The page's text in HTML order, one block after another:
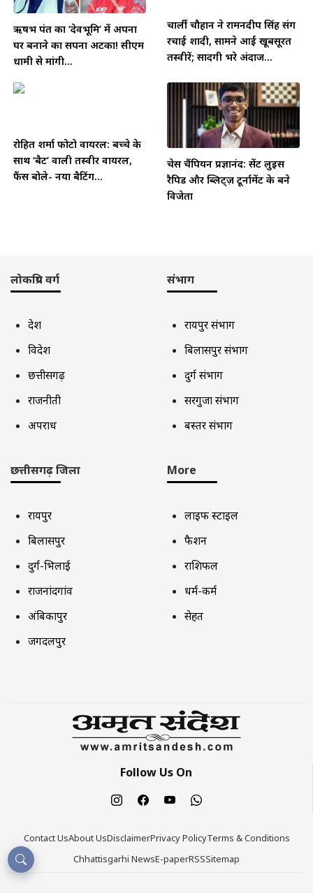
ऋषभ पंत का ‘देवभूमि’ में अपना
घर बनाने का सपना अटका! सीएम
धामी से मांगी...
चार्ली चौहान ने रामनदीप सिंह संग
रचाई शादी, सामने आईं खूबसूरत
तस्वीरें; सादगी भरे अंदाज...
रोहित शर्मा फोटो वायरल: बच्चे के
साथ ‘बैट’ वाली तस्वीर वायरल,
फैंस बोले- नया बैटिंग...
चेस चैंपियन प्रज्ञानंद: सेंट लुइस
रैपिड और ब्लिट्ज़ टूर्नामेंट के बने
विजेता
लोकप्रिय वर्ग
देश
विदेश
छत्तीसगढ़
राजनीती
अपराध
संभाग
रायपुर संभाग
बिलासपुर संभाग
दुर्ग संभाग
सरगुजा संभाग
बस्तर संभाग
छत्तीसगढ़ जिला
रायपुर
बिलासपुर
दुर्ग-भिलाई
राजनांदगांव
अंबिकापुर
जगदलपुर
More
लाइफ स्टाइल
फैशन
राशिफल
धर्म-कर्म
सेहत
Follow Us On
Contact UsAbout UsDisclaimerPrivacy PolicyTerms & Conditions
Chhattisgarhi NewsE-paperRSSSitemap